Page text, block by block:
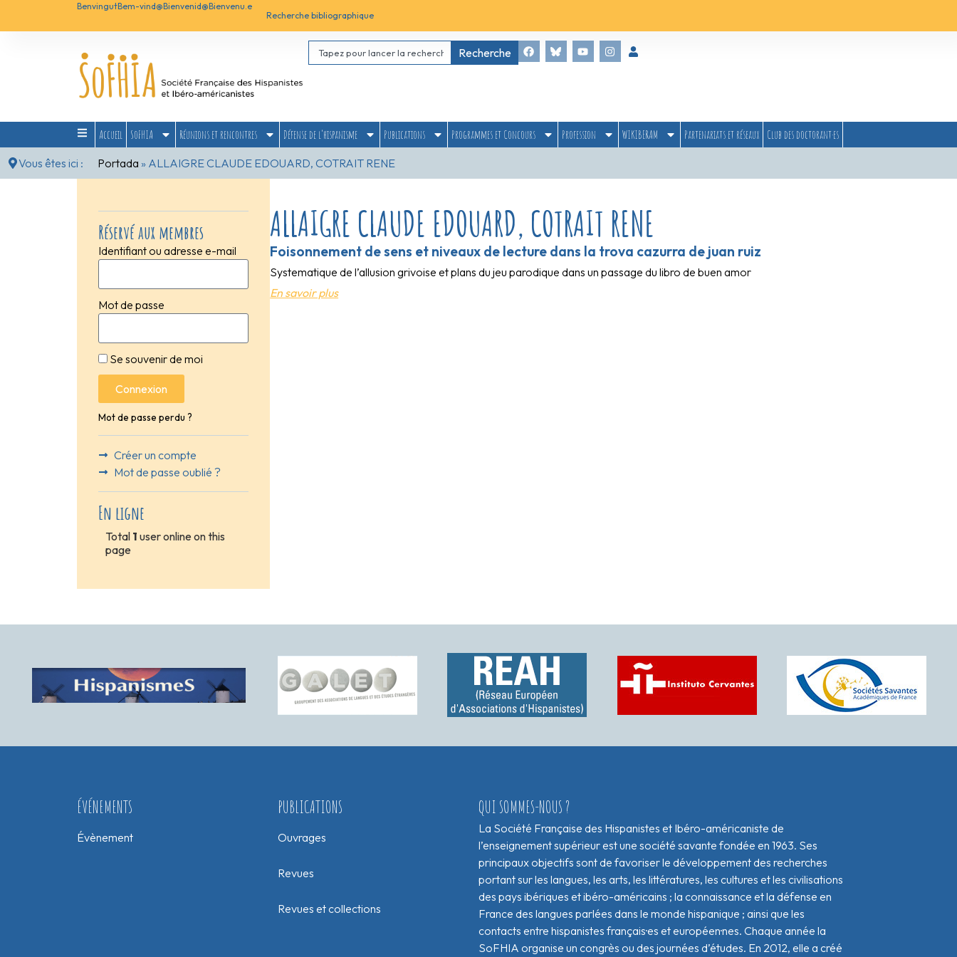
BenvingutBem-vind@Bienvenid@Bienvenu.e
Recherche bibliographique
Recherche
Accueil SoFHIA Réunions et rencontres Défense de l’hispanisme Publications Programmes et Concours Profession WIKIBERAM Partenariats et réseaux
Club des doctorant·es
Vous êtes ici :
Portada » ALLAIGRE CLAUDE EDOUARD, COTRAIT RENE
Réservé aux membres
Identifiant ou adresse e-mail
Mot de passe
Se souvenir de moi
Connexion
Mot de passe perdu ?
Créer un compte
Mot de passe oublié ?
En ligne
Total 1 user online on this
page
ALLAIGRE CLAUDE EDOUARD, COTRAIT RENE
Foisonnement de sens et niveaux de lecture dans la trova cazurra de juan ruiz
Systematique de l’allusion grivoise et plans du jeu parodique dans un passage du libro de buen amor
En savoir plus
ÉVÉNEMENTS
Évènement
PUBLICATIONS
Ouvrages
Revues
Revues et collections
QUI SOMMES-NOUS ?
La Société Française des Hispanistes et Ibéro-américaniste de
l’enseignement supérieur est une société savante fondée en 1963. Ses
principaux objectifs sont de favoriser le développement des recherches
portant sur les langues, les arts, les littératures, les cultures et les civilisations
des pays ibériques et ibéro-américains ; la connaissance et la défense en
France des langues parlées dans le monde hispanique ; ainsi que les
contacts entre hispanistes français·es et européen·nes. Chaque année la
SoFHIA organise un congrès ou des journées d’études. En 2012, elle a créé